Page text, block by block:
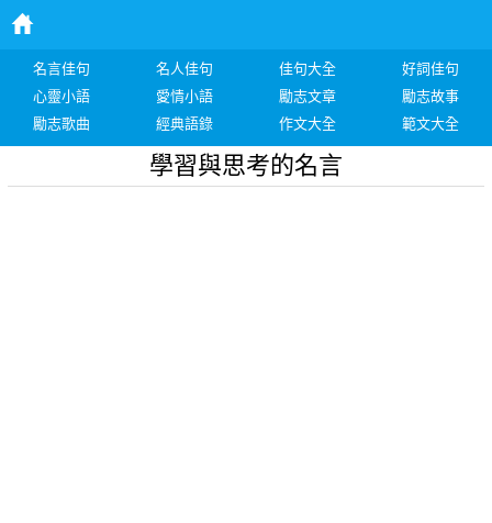
名言佳句 名人佳句 佳句大全
好詞佳句
心靈小語
愛情小語 勵志文章
勵志故事
勵志歌曲
經典語錄 作文大全 範文大全
學習與思考的名言